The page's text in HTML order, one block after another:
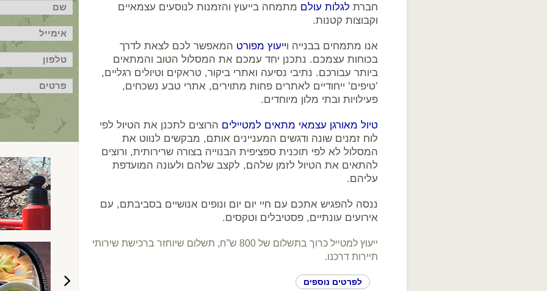
חברתלגלות עולם מתמחה בייעוץ והזמנות לנוסעים עצמאיים
וקבוצות קטנות.
אנו מתמחים בבנייה וייעוץ מפורט המאפשר לכם לצאת לדרך
בכוחות עצמכם. נתכנן יחד עמכם את המסלול הטוב והמתאים
ביותר עבורכם. נתיבי נסיעה ואתרי ביקור, טראקים וטיולים רגליים,
’טיפים’ ייחודיים לאתרים פחות מתוירים, אתרי טבע נשכחים,
פעילויות ובתי מלון מיוחדים.
טיול מאורגן עצמאי מתאים למטיילים הרוצים לתכנן את הטיול לפי
לוח זמנים שונה ודגשים המעניינים אותם, מבקשים לנווט את
המסלול לא לפי תוכנית ספציפית הבנוייה בצורה שרירותית, ורוצים
להתאים את הטיול לזמן שלהם, לקצב שלהם ולעונה המועדפת
עליהם.
ננסה להפגיש אתכם עם חיי יום יום ונופים אנושיים בסביבתם, עם
אירועים עונתיים, פסטיבלים וטקסים.
ייעוץ למטייל כרוך בתשלום של 800 ש”ח, תשלום שיוחזר ברכישת שירותי
תיירות דרכנו.
לפרטים נוספים